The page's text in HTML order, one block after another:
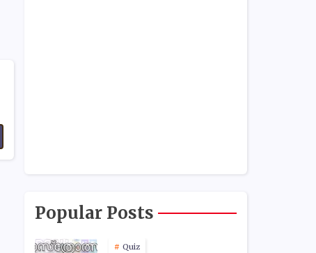
Popular Posts
Quiz